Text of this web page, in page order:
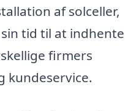
af solceller,
tid til at indhente
firmers
kundeservice.